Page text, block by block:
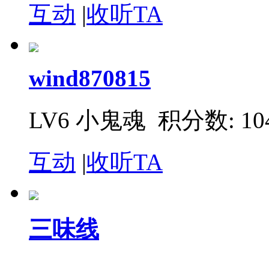
互动 |收听TA
wind870815
LV6 小鬼魂 积分数:
互动 |收听TA
三味线